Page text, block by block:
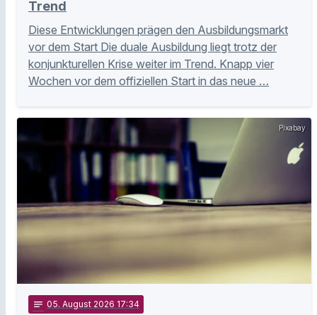
Trend
Diese Entwicklungen prägen den Ausbildungsmarkt
vor dem Start Die duale Ausbildung liegt trotz der
konjunkturellen Krise weiter im Trend. Knapp vier
Wochen vor dem offiziellen Start in das neue …
Pixabay
notes 05. August 2026 17:34